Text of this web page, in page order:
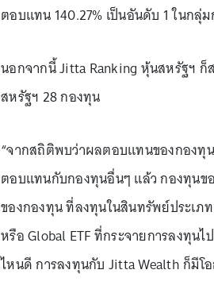
ตอบแทน 140.27% เป็นอันดับ 1 ในกลุ่
นอกจากนี้ Jitta Ranking หุ้นสหรัฐฯ
สหรัฐฯ 28 กองทุน
“จากสถิติพบว่าผลตอบแทนของกองทุ
ตอบแทนกับกองทุนอื่นๆ แล้ว กองทุนข
ของกองทุน ที่ลงทุนในสินทรัพย์ประเภ
หรือ Global ETF ที่กระจายการลงทุน
ไหนดี การลงทุนกับ Jitta Wealth ก็มี